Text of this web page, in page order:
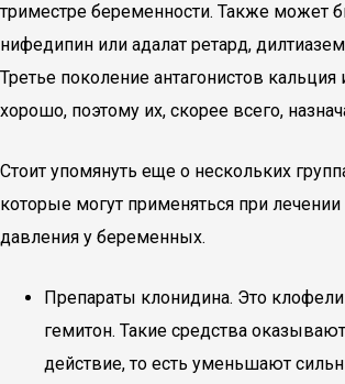
триместре беременности. Также может
нифедипин или адалат ретард,
Третье поколение антагонистов кальция
хорошо, поэтому их, скорее всего,
Стоит упомянуть еще о нескольких
которые могут применяться при
давления у беременных.
Препараты клонидина. Это
гемитон. Такие средства
действие, то есть уменьшают